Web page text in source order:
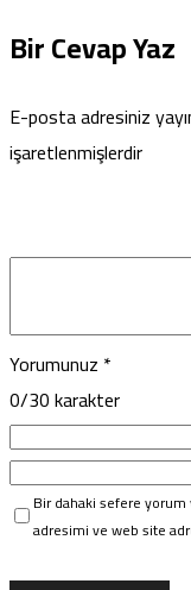
Bir Cevap Yaz
E-posta adresiniz
işaretlenmişlerdir
Yorumunuz *
0/30 karakter
Bir dahaki sefere yorum
adresimi ve web site